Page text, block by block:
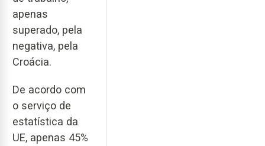
apenas
superado, pela
negativa, pela
Croácia.
De acordo com
o serviço de
estatística da
UE, apenas 45%